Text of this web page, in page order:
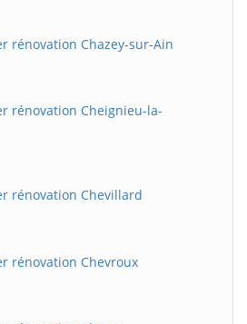
rénovation Chazey-sur-Ain
rénovation Cheignieu-la-
rénovation Chevillard
rénovation Chevroux